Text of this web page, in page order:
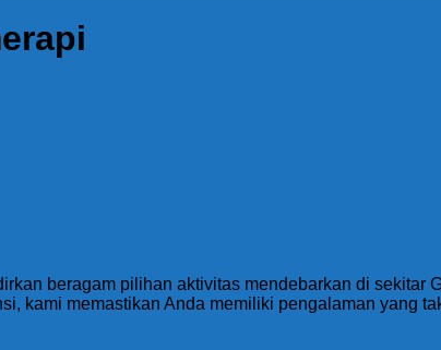
beragam pilihan aktivitas mendebarkan di sekitar
kami memastikan Anda memiliki pengalaman yang